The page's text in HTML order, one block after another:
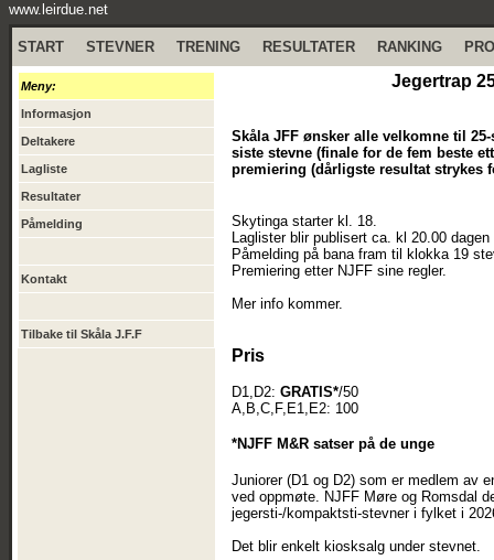
www.leirdue.net
START STEVNER TRENING RESULTATER RANKING
Meny:
Informasjon
Deltakere
Lagliste
Resultater
Påmelding
Kontakt
Tilbake til Skåla J.F.F
Jegertrap
Skåla JFF ønsker alle velkomne til
siste stevne (finale for de fem beste
premiering (dårligste resultat strykes
Skytinga starter kl. 18.
Laglister blir publisert ca. kl 20.00 dagen
Påmelding på bana fram til klokka 19
Premiering etter NJFF sine regler.
Mer info kommer.
Pris
D1,D2: GRATIS*/50
A,B,C,F,E1,E2: 100
*NJFF M&R satser på de unge
Juniorer (D1 og D2) som er medlem av
ved oppmøte. NJFF Møre og Romsdal
jegersti-/kompaktsti-stevner i fylket i
Det blir enkelt kiosksalg under stevnet.